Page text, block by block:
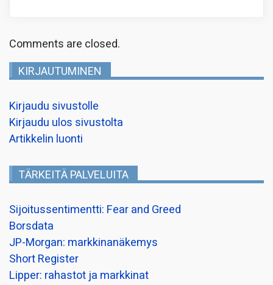
Comments are closed.
KIRJAUTUMINEN
Kirjaudu sivustolle
Kirjaudu ulos sivustolta
Artikkelin luonti
TÄRKEITÄ PALVELUITA
Sijoitussentimentti: Fear and Greed
Borsdata
JP-Morgan: markkinanäkemys
Short Register
Lipper: rahastot ja markkinat